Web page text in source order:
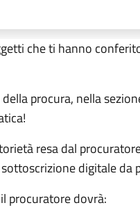
che ti hanno
procura, nella
resa dal
digitale da
procuratore dovrà: